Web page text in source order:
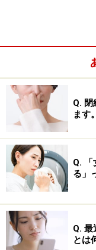
まず確認しておき
組織の層でできて
の役目を果たして
う簡単に物を通し
に細菌やウイルス
んで、体内に入っ
防のために手指を
べてしまったり、
を防ぐためです。
Q. 閉
ます
Q.
る」
Q. 最
とは